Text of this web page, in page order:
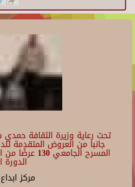
تحت رعاية وزيرة الثقافة
جانبا من العروض المتقدمة
المسرح
الدورة
مركز